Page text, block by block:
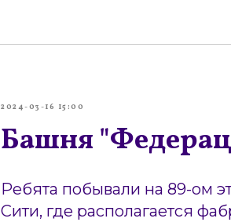
2024-03-16 15:00
Башня
Ребята побывали на 89-ом
Сити, где располагается